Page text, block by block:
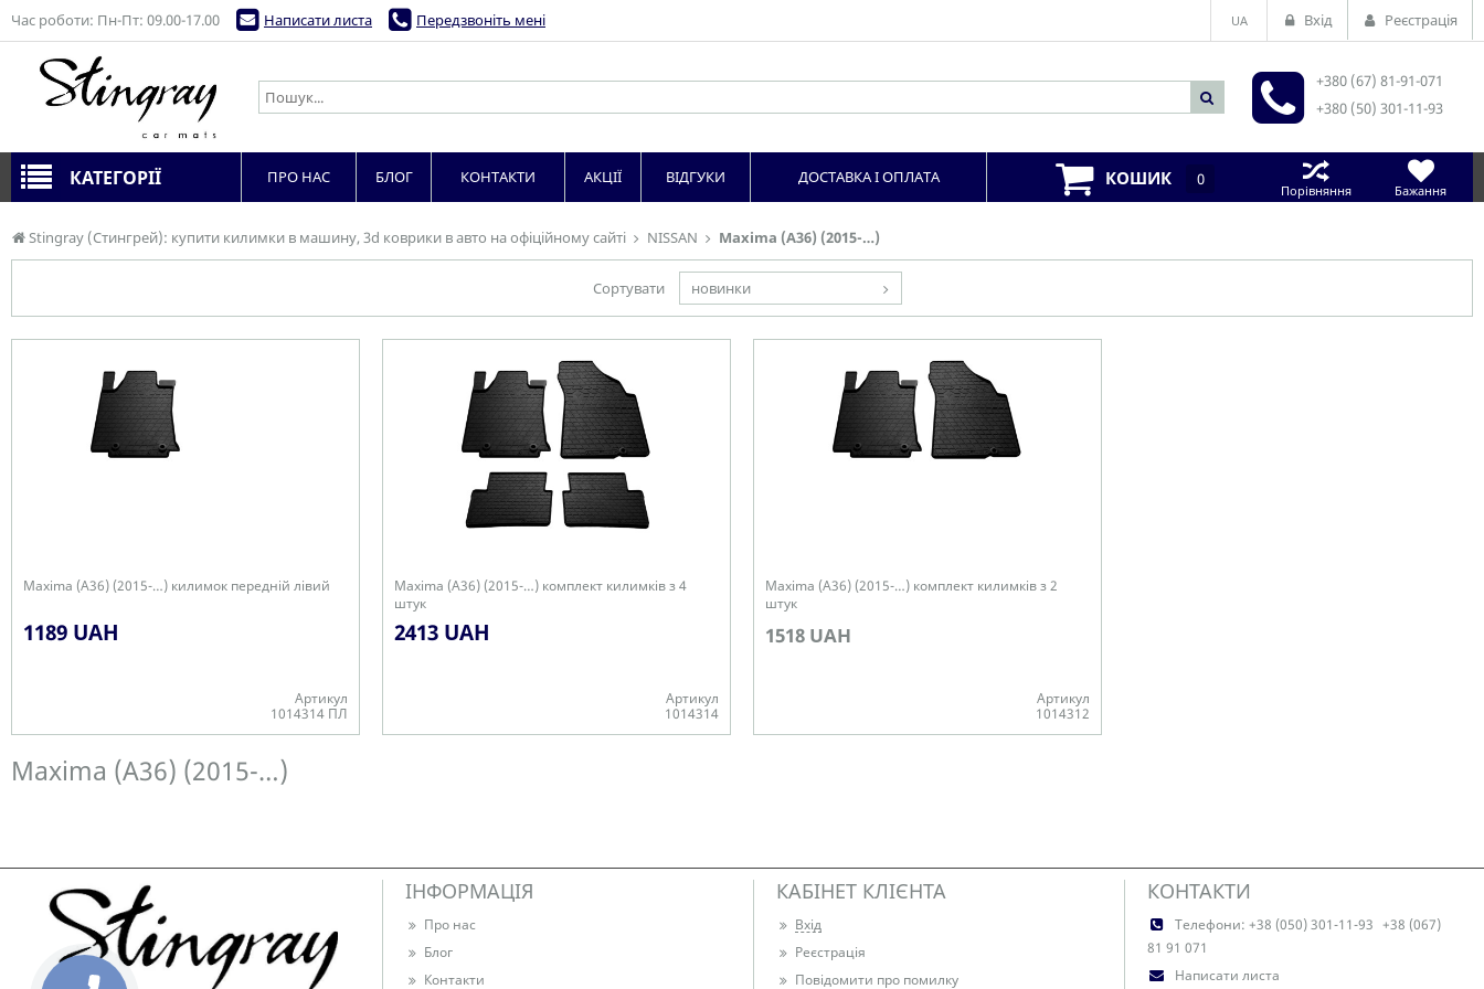
Stingray (Стингрей): купити килимки в машину, 3d коврики в авто на офіційному сайті NISSAN Maxima (A36) (2015-…)
Сортувати новинки
Maxima (A36) (2015-…) килимок передній лівий
1189 UAH
Артикул
1014314 ПЛ
Maxima (A36) (2015-…) комплект килимків з 4
штук
2413 UAH
Артикул
1014314
Maxima (A36) (2015-…) комплект килимків з 2
штук
1518 UAH
Артикул
1014312
Maxima (A36) (2015-…)
Час роботи: Пн-Пт: 09.00-17.00 Написати листа Передзвоніть мені UA Вхід Реєстрація
+380 (67) 81-91-071
+380 (50) 301-11-93
КАТЕГОРІЇ ПРО НАС БЛОГ КОНТАКТИ АКЦІЇ ВІДГУКИ ДОСТАВКА І ОПЛАТА КОШИК 0
Порівняння Бажання
ІНФОРМАЦІЯ
Про нас
Блог
Контакти
КАБІНЕТ КЛІЄНТА
Вхід
Реєстрація
Повідомити про помилку
КОНТАКТИ
Телефони: +38 (050) 301-11-93 +38 (067)
81 91 071
Написати листа